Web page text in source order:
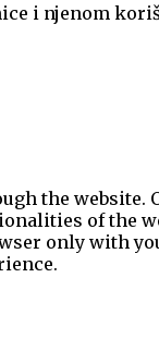
i njenom
the website.
of the
only with